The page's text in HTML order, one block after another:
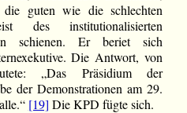
guten wie die schlechten
des institutionalisierten
schienen. Er beriet sich
Die Antwort, von
„Das Präsidium der
der Demonstrationen am 29.
[19] Die KPD fügte sich.